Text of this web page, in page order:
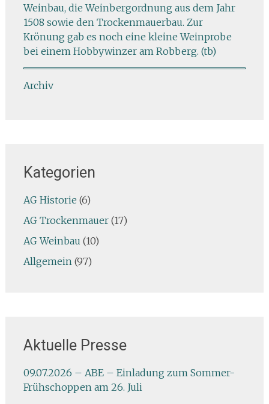
Weinbau, die Weinbergordnung aus dem Jahr
1508 sowie den Trockenmauerbau. Zur
Krönung gab es noch eine kleine Weinprobe
bei einem Hobbywinzer am Robberg. (tb)
Archiv
Kategorien
AG Historie (6)
AG Trockenmauer(17)
AG Weinbau (10)
Allgemein(97)
Aktuelle Presse
09.07.2026 – ABE – Einladung zum Sommer-
Frühschoppen am 26. Juli